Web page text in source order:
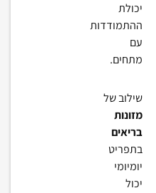
יכולת
ההתמודדות
עם
מתחים.
שילוב של
מזונות
בריאים
בתפריט
יומיומי
יכול